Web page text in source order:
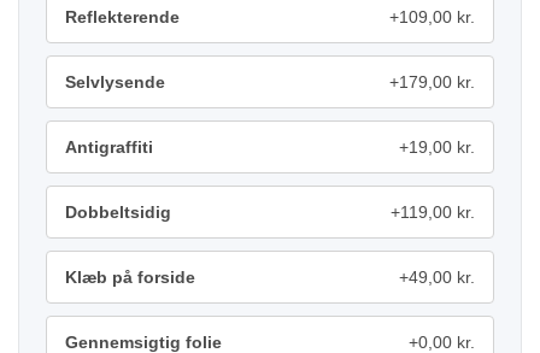
Reflekterende +109,00 kr.
Selvlysende +179,00 kr.
Antigraffiti +19,00 kr.
Dobbeltsidig +119,00 kr.
Klæb på forside +49,00 kr.
Gennemsigtig folie +0,00 kr.